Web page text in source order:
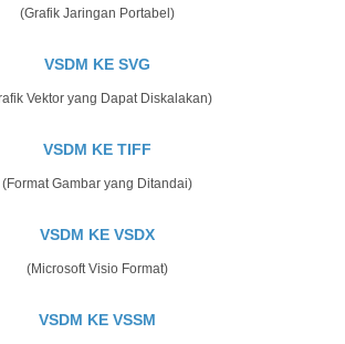
(Grafik Jaringan Portabel)
VSDM KE SVG
Vektor yang Dapat Diskalakan)
VSDM KE TIFF
(Format Gambar yang Ditandai)
VSDM KE VSDX
(Microsoft Visio Format)
VSDM KE VSSM